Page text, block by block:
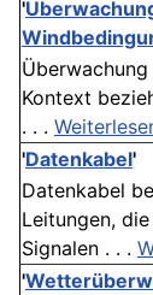
'
Kontext
. . .
'Datenkabel'
Datenkabel
Leitungen,
Signalen . . .
'